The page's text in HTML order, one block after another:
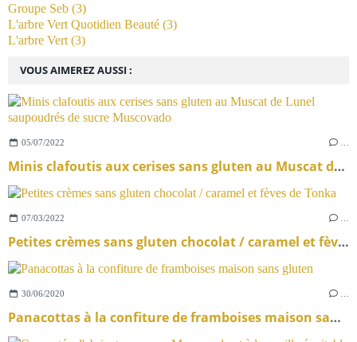
VOUS AIMEREZ AUSSI :
05/07/2022
Minis clafoutis aux cerises sans gluten au Muscat de Lunel saupoudrés de sucre Muscovado
07/03/2022
Petites crèmes sans gluten chocolat / caramel et fèves de Tonka
30/06/2020
Panacottas à la confiture de framboises maison sans gluten
Groupe Seb (3)
L'arbre Vert Quotidien Beauté (3)
L'arbre Vert (3)